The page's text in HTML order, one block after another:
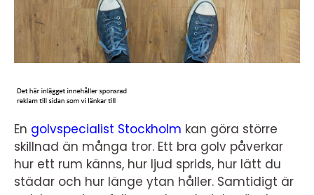
En golvspecialist Stockholm kan göra större
skillnad än många tror. Ett bra golv påverkar
hur ett rum känns, hur ljud sprids, hur lätt du
städar och hur länge ytan håller. Samtidigt är